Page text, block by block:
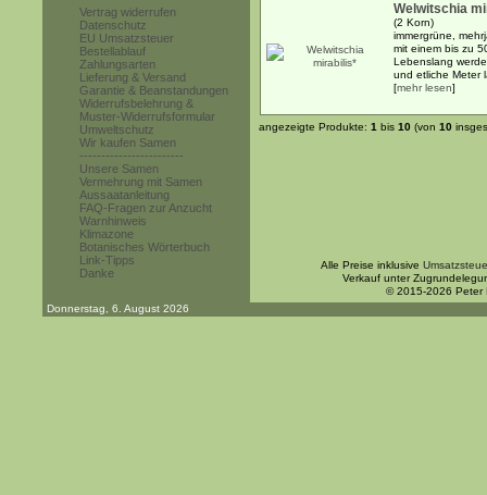
Vertrag widerrufen
Datenschutz
EU Umsatzsteuer
Bestellablauf
Zahlungsarten
Lieferung & Versand
Garantie & Beanstandungen
Widerrufsbelehrung &
Muster-Widerrufsformular
Umweltschutz
Wir kaufen Samen
------------------------
Unsere Samen
Vermehrung mit Samen
Aussaatanleitung
FAQ-Fragen zur Anzucht
Warnhinweis
Klimazone
Botanisches Wörterbuch
Link-Tipps
Danke
Welwitschia
(2 Korn)
immergrüne,
mit einem bis zu
Lebenslang
und etliche Meter
[mehr lesen]
angezeigte Produkte: 1 bis 10 (von 10
Alle Preise inklusive
Verkauf unter
© 2015-2026 Peter
Donnerstag, 6. August 2026